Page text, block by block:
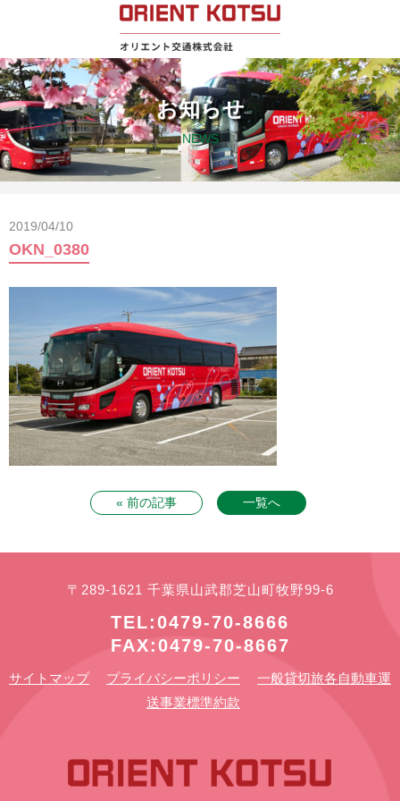
お知らせ
NEWS
2019/04/10
OKN_0380
« 前の記事 一覧へ
〒289-1621 千葉県山武郡芝山町牧野99-6
TEL:0479-70-8666
FAX:0479-70-8667
サイトマップ プライバシーポリシー
一般貸切旅各自動車運
送事業標準約款